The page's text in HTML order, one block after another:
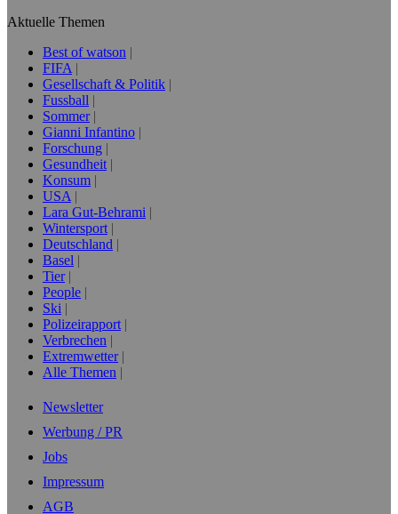
Aktuelle Themen
Best of watson
FIFA
Gesellschaft & Politik
Fussball
Sommer
Gianni Infantino
Forschung
Gesundheit
Konsum
USA
Lara Gut-Behrami
Wintersport
Deutschland
Basel
Tier
People
Ski
Polizeirapport
Verbrechen
Extremwetter
Alle Themen
Newsletter
Werbung / PR
Jobs
Impressum
AGB